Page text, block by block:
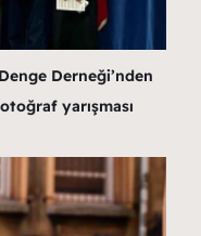
Derneği’nden
yarışması